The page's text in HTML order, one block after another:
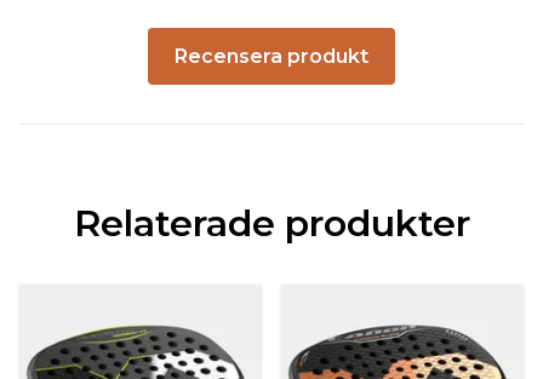
Recensera produkt
Relaterade produkter